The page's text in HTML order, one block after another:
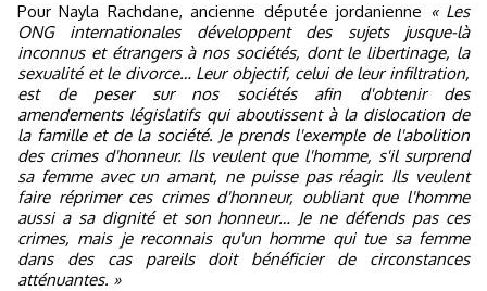
Pour Nayla Rachdane, ancienne députée jordanienne « Les
ONG internationales développent des sujets jusque-là
inconnus et étrangers à nos sociétés, dont le libertinage, la
sexualité et le divorce… Leur objectif, celui de leur infiltration,
est de peser sur nos sociétés afin d'obtenir des
amendements législatifs qui aboutissent à la dislocation de
la famille et de la société. Je prends l'exemple de l'abolition
des crimes d'honneur. Ils veulent que l'homme, s'il surprend
sa femme avec un amant, ne puisse pas réagir. Ils veulent
faire réprimer ces crimes d'honneur, oubliant que l'homme
aussi a sa dignité et son honneur… Je ne défends pas ces
crimes, mais je reconnais qu'un homme qui tue sa femme
dans des cas pareils doit bénéficier de circonstances
atténuantes. »